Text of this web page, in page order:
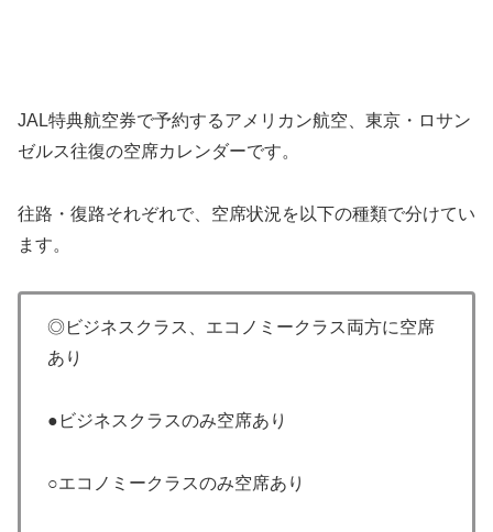
JAL特典航空券で予約するアメリカン航空、東京・ロサン
ゼルス往復の空席カレンダーです。
往路・復路それぞれで、空席状況を以下の種類で分けてい
ます。
◎ビジネスクラス、エコノミークラス両方に空席
あり
●ビジネスクラスのみ空席あり
○エコノミークラスのみ空席あり